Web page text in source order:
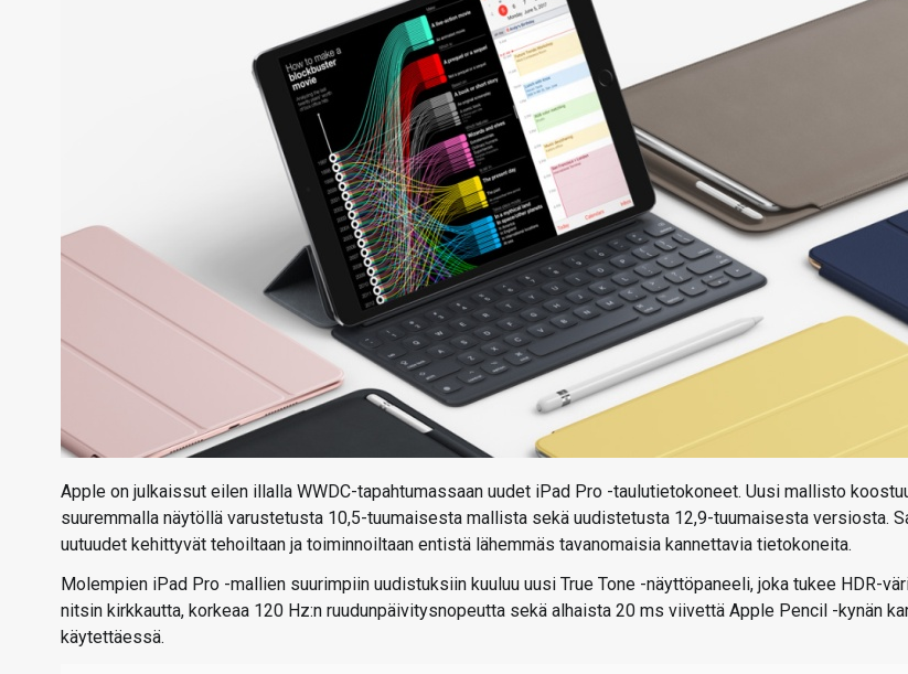
Apple on julkaissut eilen illalla WWDC-tapahtumassaan uudet iPad Pro -taulutietokoneet. Uusi mallisto
suuremmalla näytöllä varustetusta 10,5-tuumaisesta mallista sekä uudistetusta 12,9-tuumaisesta versiosta.
uutuudet kehittyvät tehoiltaan ja toiminnoiltaan entistä lähemmäs tavanomaisia kannettavia tietokoneita.
Molempien iPad Pro -mallien suurimpiin uudistuksiin kuuluu uusi True Tone -näyttöpaneeli, joka tukee HDR-
nitsin kirkkautta, korkeaa 120 Hz:n ruudunpäivitysnopeutta sekä alhaista 20 ms viivettä Apple Pencil -kynän
käytettäessä.